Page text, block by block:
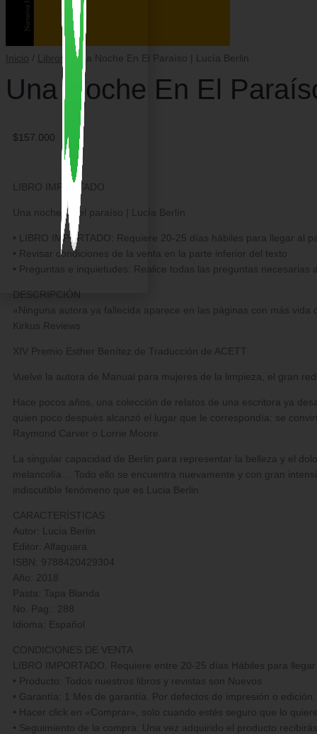
Inicio / Libros / Una Noche En El Paraíso | Lucía Berlin
Una Noche En El
$157.000
LIBRO IMPORTADO
Una noche en el paraíso | Lucía Berlín
• LIBRO IMPORTADO: Requiere 20-25 días hábiles para llegar al
• Revisar condiciones de la venta en la parte inferior del texto
• Preguntas e inquietudes: Realice todas las preguntas
DESCRIPCIÓN
«Ninguna autora ya fallecida aparece en las páginas con más
Kirkus Reviews
XIV Premio Esther Benítez de Traducción de ACETT
Vuelve la autora de Manual para mujeres de la limpieza, el gran
Hace pocos años, una colección de relatos de una escritora ya
quien poco después alcanzó el lugar que le correspondía: se
Raymond Carver o Lorrie Moore.
La singular capacidad de Berlin para representar la belleza y el
melancolía… Todo ello se encuentra nuevamente y con gran
indiscutible fenómeno que es Lucia Berlin.
CARACTERÍSTICAS
Autor: Lucía Berlin
Editor: Alfaguara
ISBN: 9788420429304
Año: 2018
Pasta: Tapa Blanda
No. Pag.: 288
Idioma: Español
CONDICIONES DE VENTA
LIBRO IMPORTADO. Requiere entre 20-25 días Hábiles para
• Producto: Todos nuestros libros y revistas son Nuevos
• Garantía: 1 Mes de garantía. Por defectos de impresión o
• Hacer click en «Comprar», solo cuando estés seguro que lo
• Seguimiento de la compra: Una vez adquirido el producto